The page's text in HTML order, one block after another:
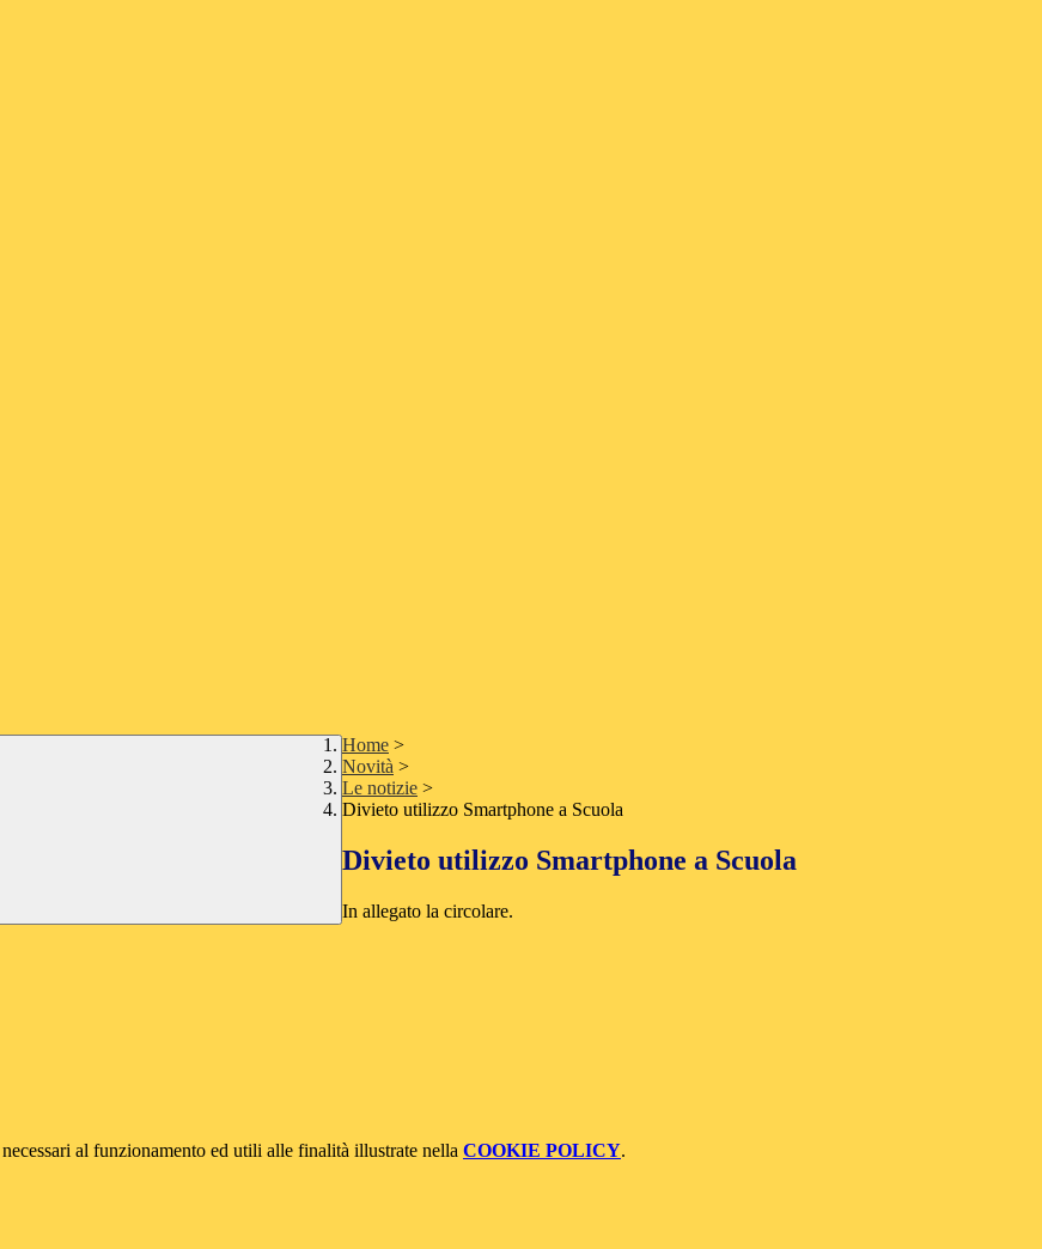
Home >
Novità >
Le notizie >
Divieto utilizzo Smartphone a Scuola
Divieto utilizzo Smartphone a Scuola
In allegato la circolare.
al funzionamento ed utili alle finalità illustrate nella COOKIE POLICY.